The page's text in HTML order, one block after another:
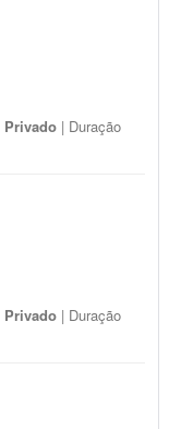
Privado | Duração
Privado | Duração